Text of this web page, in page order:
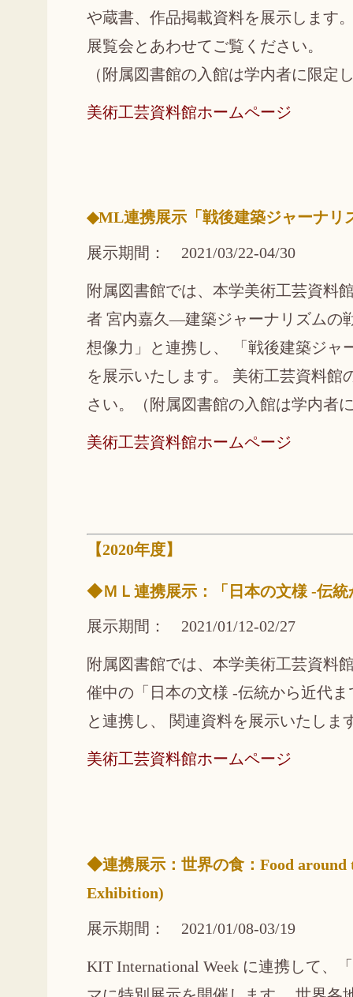
や蔵書、作品掲載資料を展示します
展覧会とあわせてご覧ください。
（附属図書館の入館は学内者に限定
美術工芸資料館ホームページ
◆ML連携展示「戦後建築ジャーナリ
展示期間： 2021/03/22-04/30
附属図書館では、本学美術工芸資料
者 宮内嘉久―建築ジャーナリズムの
想像力」と連携し、 「戦後建築ジャ
を展示いたします。 美術工芸資料館
さい。（附属図書館の入館は学内者
美術工芸資料館ホームページ
【2020年度】
◆ＭＬ連携展示：「日本の文様 -伝統
展示期間： 2021/01/12-02/27
附属図書館では、本学美術工芸資料
催中の「日本の文様 -伝統から近代ま
と連携し、 関連資料を展示いたしま
美術工芸資料館ホームページ
◆連携展示：世界の食：Food around
Exhibition)
展示期間： 2021/01/08-03/19
KIT International Week に連携して、